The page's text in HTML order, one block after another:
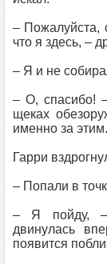
– Пожалуйста,
что я здесь, –
– Я и не
– О, спасибо!
щеках
именно за этим.
Гарри
– Попали в
– Я пойду, –
двинулась
появится